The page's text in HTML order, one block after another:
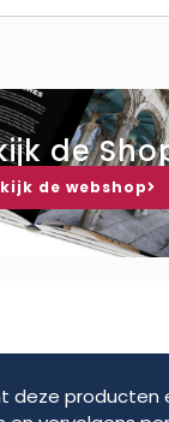
de
de webshop
deze producten